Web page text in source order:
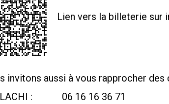
Lien vers la billeterie sur
invitons aussi à vous rapprocher
LACHI : 06 16 16 36 71